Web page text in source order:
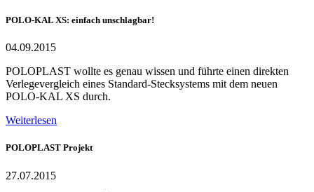
POLO-KAL XS: einfach unschlagbar!
04.09.2015
POLOPLAST wollte es genau wissen und führte einen direkten
Verlegevergleich eines Standard-Stecksystems mit dem neuen
POLO-KAL XS durch.
Weiterlesen
POLOPLAST Projekt
27.07.2015